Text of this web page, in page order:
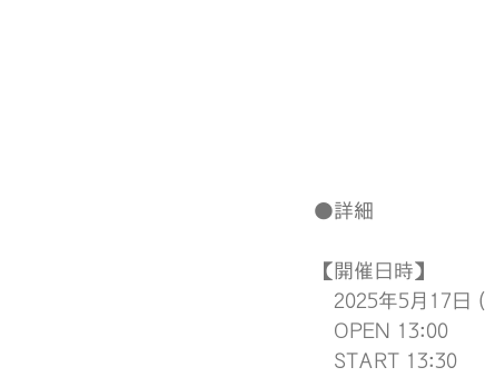
●詳細
【開催日時】
2025年5月17日 (
OPEN 13:00
START 13:30